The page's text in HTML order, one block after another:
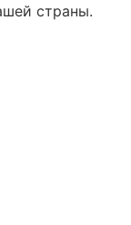
страны.